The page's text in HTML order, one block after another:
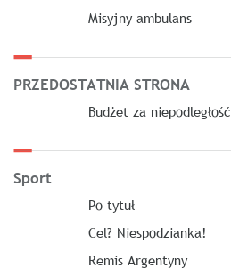
Misyjny ambulans
PRZEDOSTATNIA STRONA
Budżet za niepodległość
Sport
Po tytuł
Cel? Niespodzianka!
Remis Argentyny